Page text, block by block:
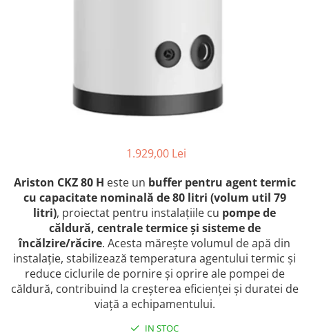
Radiatoare din otel
Radiatoare de baie portprosop
Preparatoare pentru apa calda
menajera
Boilere electrice
Boilere termoelectrice
Boilere indirecte cu serpentina
Boilere solare indirecte (cu
Boilere pentru pompe de caldura
1.929,00 Lei
Ariston CKZ 80 H este un buffer pentru agent termic
cu capacitate nominală de 80 litri (volum util 79
litri), proiectat pentru instalațiile cu pompe de
căldură, centrale termice și sisteme de
încălzire/răcire. Acesta mărește volumul de apă din
instalație, stabilizează temperatura agentului termic și
reduce ciclurile de pornire și oprire ale pompei de
căldură, contribuind la creșterea eficienței și duratei de
viață a echipamentului.
IN STOC